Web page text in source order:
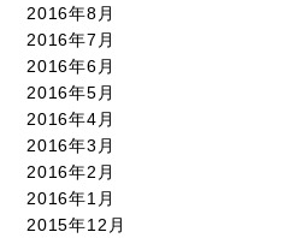
2016年8月
2016年7月
2016年6月
2016年5月
2016年4月
2016年3月
2016年2月
2016年1月
2015年12月